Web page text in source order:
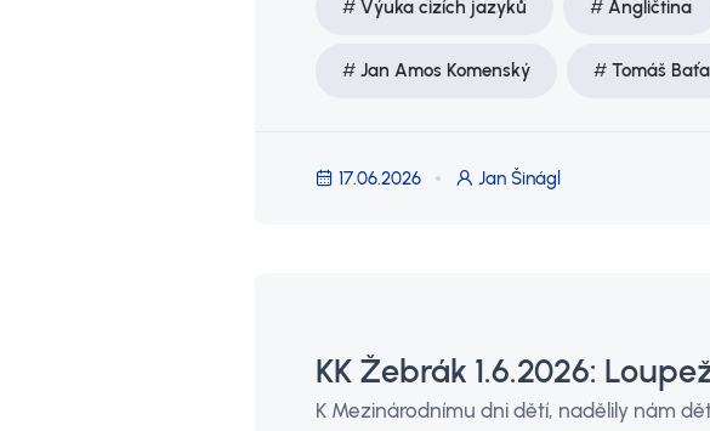
Výuka cizích jazyků Angličtina
Jan Amos Komenský Tomáš Baťa
17.06.2026 Jan Šinágl
KK Žebrák 1.6.2026:
K Mezinárodnímu dni dětí, nadělily nám